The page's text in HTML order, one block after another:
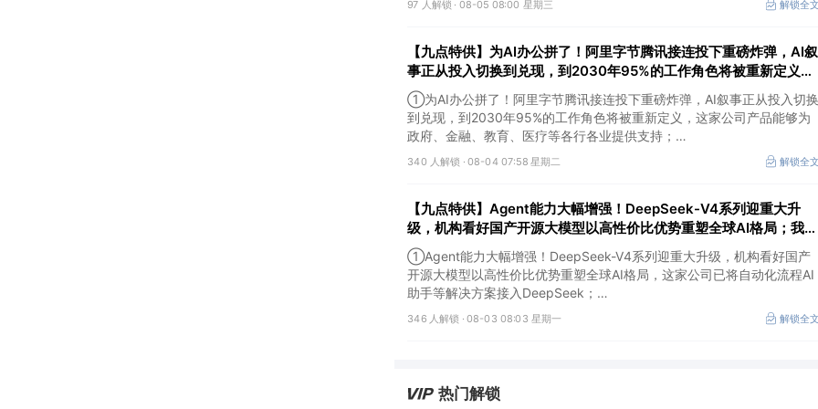
入应用验证和商业化加速阶段，这家公司研发的智能体开发平台支持接入
③Palantir涨超29%，公司二季度业绩全面超越市场预期，同时上调全年
业绩指引，推动股价创近年来最大单日涨幅之一。
97 人解锁 · 08-05 08:00 星期三 解锁全
【九点特供】为AI办公拼了！阿里字节腾讯接连投下重磅炸弹，AI叙
事正从投入切换到兑现，到2030年95%的工作角色将被重新定义；
中国内地量子领域规格最高会议在深举办
①为AI办公拼了！阿里字节腾讯接连投下重磅炸弹，AI叙事正从投入切换
到兑现，到2030年95%的工作角色将被重新定义，这家公司产品能够为
政府、金融、教育、医疗等各行各业提供支持；
②中国内地量子领域规格最高会议在深举办，机构称当前量子科技正处
于从科研突破向产业化探索过渡的关键阶段，这家公司投资安徽问天量子
③亚马逊涨4.58%，市值首次突破3万亿美元，成为全球第五家达此里程
碑的上市公司。
340 人解锁 ·08-04 07:58 星期二 解锁全
【九点特供】Agent能力大幅增强！DeepSeek-V4系列迎重大升
级，机构看好国产开源大模型以高性价比优势重塑全球AI格局；我国
新核准8台核电机组，项目总投资超1700亿元
①Agent能力大幅增强！DeepSeek-V4系列迎重大升级，机构看好国产
开源大模型以高性价比优势重塑全球AI格局，这家公司已将自动化流程AI
助手等解决方案接入DeepSeek；
②项目总投资超1700亿元！我国新核准8台核电机组，标志着核电审批
节奏延续高位，对产业链形成明确的订单催化，这家公司产品应用场景涵
二季度业绩超预期并上调全年利润指引。
346 人解锁 ·08-03 08:03 星期一 解锁全
热门解锁